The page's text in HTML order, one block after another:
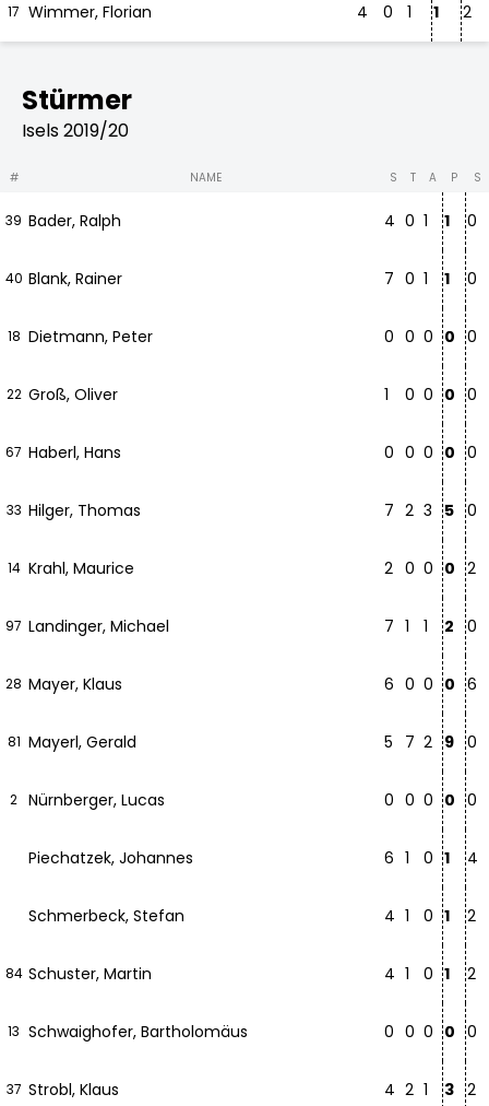
17 Wimmer, Florian 4 0 1 1 2
Stürmer
Isels 2019/20
# NAME S T A P S
39 Bader, Ralph 4 0 1 1 0
40 Blank, Rainer 7 0 1 1 0
18 Dietmann, Peter 0 0 0 0 0
22 Groß, Oliver 1 0 0 0 0
67 Haberl, Hans 0 0 0 0 0
33 Hilger, Thomas 7 2 3 5 0
14 Krahl, Maurice 2 0 0 0 2
97 Landinger, Michael 7 1 1 2 0
28 Mayer, Klaus 6 0 0 0 6
81 Mayerl, Gerald 5 7 2 9 0
2 Nürnberger, Lucas 0 0 0 0 0
Piechatzek, Johannes 6 1 0 1 4
Schmerbeck, Stefan 4 1 0 1 2
84 Schuster, Martin 4 1 0 1 2
13 Schwaighofer, Bartholomäus 0 0 0 0 0
37 Strobl, Klaus 4 2 1 3 2